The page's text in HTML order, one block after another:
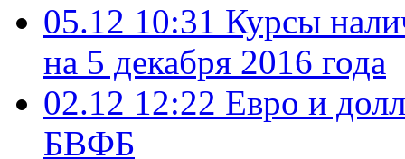
05.12 10:31 Курсы
на 5 декабря 2016 года
02.12 12:22 Евро и
БВФБ